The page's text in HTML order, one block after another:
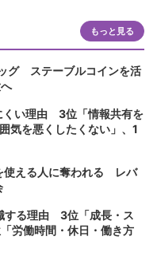
もっと見る
グ ステーブルコインを活
くい理由 3位「情報共有を
気を悪くしたくない」、1
使える人に奪われる レバ
する理由 3位「成長・ス
労働時間・休日・働き方